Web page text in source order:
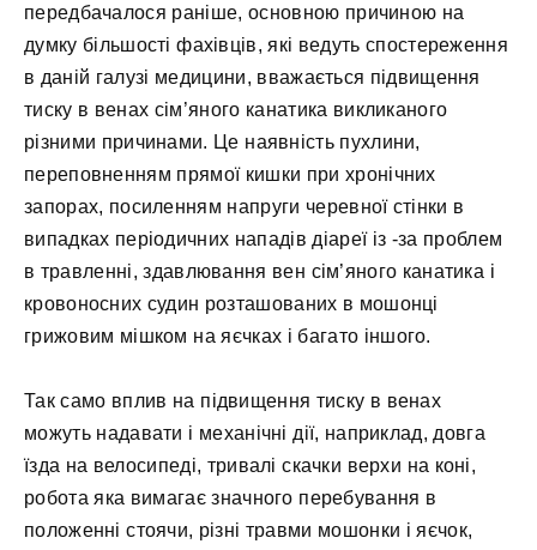
передбачалося раніше, основною причиною на
думку більшості фахівців, які ведуть спостереження
в даній галузі медицини, вважається підвищення
тиску в венах сім’яного канатика викликаного
різними причинами. Це наявність пухлини,
переповненням прямої кишки при хронічних
запорах, посиленням напруги черевної стінки в
випадках періодичних нападів діареї із -за проблем
в травленні, здавлювання вен сім’яного канатика і
кровоносних судин розташованих в мошонці
грижовим мішком на яєчках і багато іншого.
Так само вплив на підвищення тиску в венах
можуть надавати і механічні дії, наприклад, довга
їзда на велосипеді, тривалі скачки верхи на коні,
робота яка вимагає значного перебування в
положенні стоячи, різні травми мошонки і яєчок,